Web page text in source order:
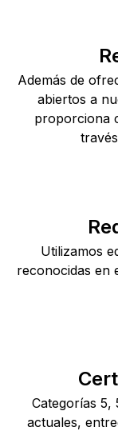
Además de
abiertos a
proporciona
Utilizamos
reconocidas en
Categorías 5,
actuales,